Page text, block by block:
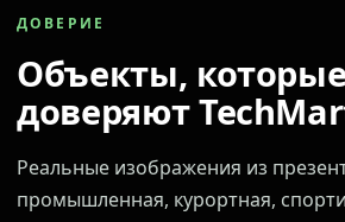
ДОВЕРИЕ
Объекты, которые
доверяют
Реальные изображения из
промышленная, курортная,